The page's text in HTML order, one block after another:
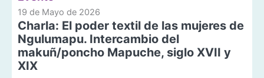
19 de Mayo de 2026
Charla: El poder textil de las mujeres de
Ngulumapu. Intercambio del
makuñ/poncho Mapuche, siglo XVII y
XIX